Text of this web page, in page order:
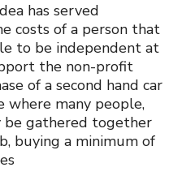
has served
costs of a person that
to be independent at
the non-profit
of a second hand car
many people,
be gathered together
buying a minimum of